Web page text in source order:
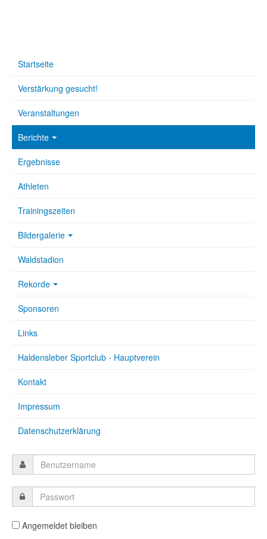
Startseite
Verstärkung gesucht!
Veranstaltungen
Berichte
Ergebnisse
Athleten
Trainingszeiten
Bildergalerie
Waldstadion
Rekorde
Sponsoren
Links
Haldensleber Sportclub - Hauptverein
Kontakt
Impressum
Datenschutzerklärung
Angemeldet bleiben